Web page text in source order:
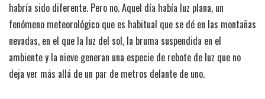
habría sido diferente. Pero no. Aquel día había luz plana, un
fenómeno meteorológico que es habitual que se dé en las montañas
nevadas, en el que la luz del sol, la bruma suspendida en el
ambiente y la nieve generan una especie de rebote de luz que no
deja ver más allá de un par de metros delante de uno.